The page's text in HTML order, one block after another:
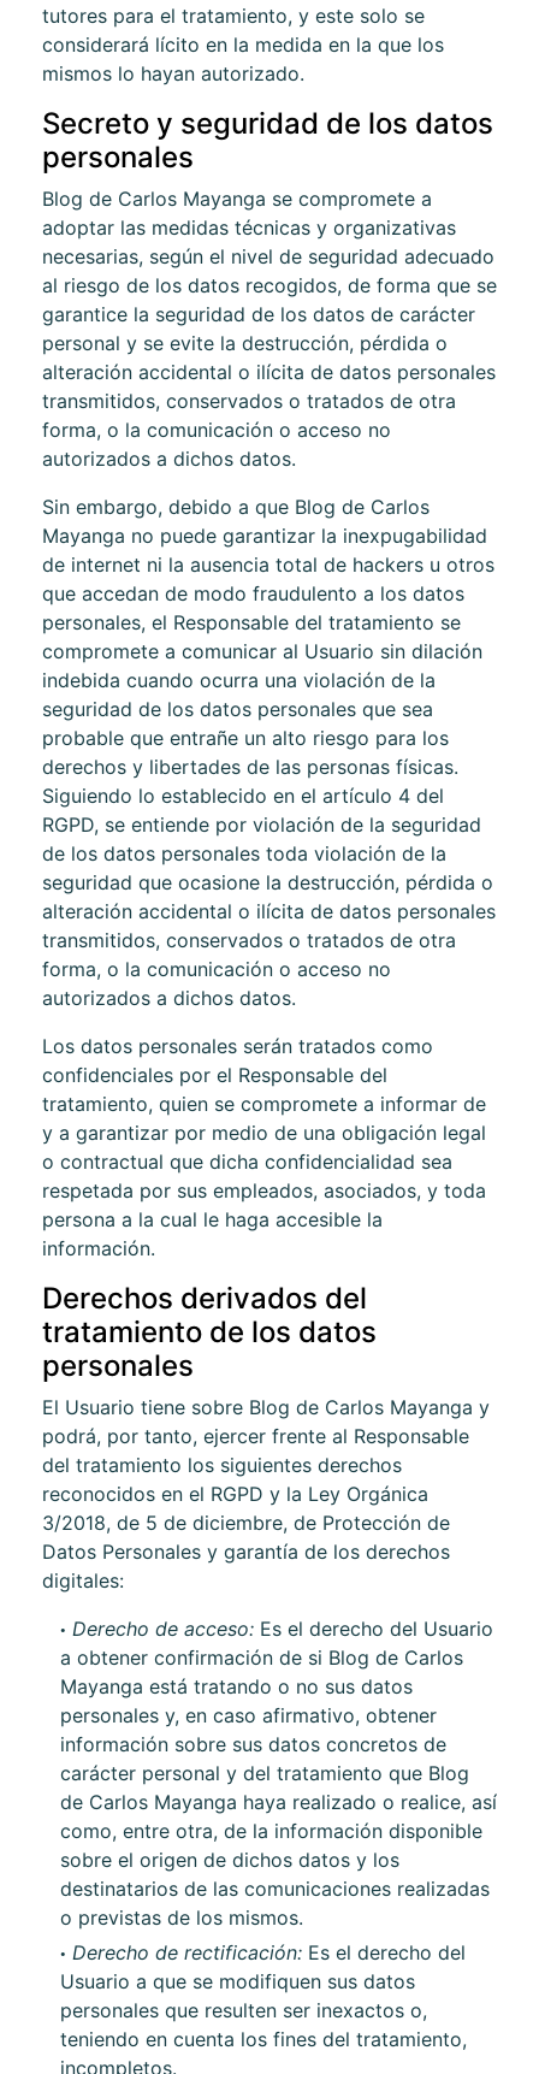
tutores para el tratamiento, y este solo se
considerará lícito en la medida en la que los
mismos lo hayan autorizado.
Secreto y seguridad de los datos
personales
Blog de Carlos Mayanga se compromete a
adoptar las medidas técnicas y organizativas
necesarias, según el nivel de seguridad adecuado
al riesgo de los datos recogidos, de forma que se
garantice la seguridad de los datos de carácter
personal y se evite la destrucción, pérdida o
alteración accidental o ilícita de datos personales
transmitidos, conservados o tratados de otra
forma, o la comunicación o acceso no
autorizados a dichos datos.
Sin embargo, debido a que Blog de Carlos
Mayanga no puede garantizar la inexpugabilidad
de internet ni la ausencia total de hackers u otros
que accedan de modo fraudulento a los datos
personales, el Responsable del tratamiento se
compromete a comunicar al Usuario sin dilación
indebida cuando ocurra una violación de la
seguridad de los datos personales que sea
probable que entrañe un alto riesgo para los
derechos y libertades de las personas físicas.
Siguiendo lo establecido en el artículo 4 del
RGPD, se entiende por violación de la seguridad
de los datos personales toda violación de la
seguridad que ocasione la destrucción, pérdida o
alteración accidental o ilícita de datos personales
transmitidos, conservados o tratados de otra
forma, o la comunicación o acceso no
autorizados a dichos datos.
Los datos personales serán tratados como
confidenciales por el Responsable del
tratamiento, quien se compromete a informar de
y a garantizar por medio de una obligación legal
o contractual que dicha confidencialidad sea
respetada por sus empleados, asociados, y toda
persona a la cual le haga accesible la
información.
Derechos derivados del
tratamiento de los datos
personales
El Usuario tiene sobre Blog de Carlos Mayanga y
podrá, por tanto, ejercer frente al Responsable
del tratamiento los siguientes derechos
reconocidos en el RGPD y la Ley Orgánica
3/2018, de 5 de diciembre, de Protección de
Datos Personales y garantía de los derechos
digitales:
Derecho de acceso: Es el derecho del Usuario
a obtener confirmación de si Blog de Carlos
Mayanga está tratando o no sus datos
personales y, en caso afirmativo, obtener
información sobre sus datos concretos de
carácter personal y del tratamiento que Blog
de Carlos Mayanga haya realizado o realice, así
como, entre otra, de la información disponible
sobre el origen de dichos datos y los
destinatarios de las comunicaciones realizadas
o previstas de los mismos.
Derecho de rectificación: Es el derecho del
Usuario a que se modifiquen sus datos
personales que resulten ser inexactos o,
teniendo en cuenta los fines del tratamiento,
incompletos.